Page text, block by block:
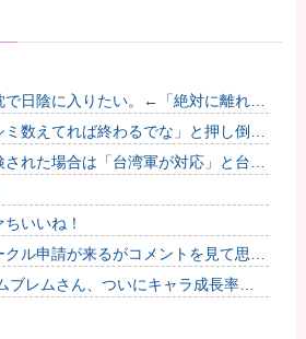
で日陰に入りたい。←「絶対に離れた
数えてれば終わるでな」と押し倒さ
なるｗｗｗｗｗ他
れた場合は「台湾軍が対応」と台湾
いいね！
クル申請が来るがコメントを見て思わ
ブレムさん、ついにキャラ成長率が